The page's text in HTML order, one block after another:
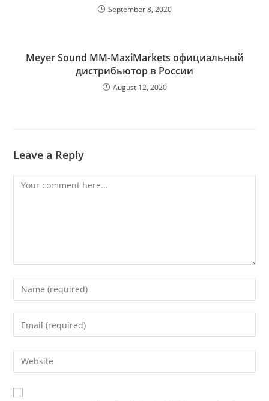
September 8, 2020
Meyer Sound MM-MaxiMarkets официальный
дистрибьютор в России
August 12, 2020
Leave a Reply